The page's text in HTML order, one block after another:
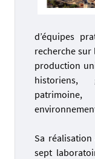
d’équipes
recherche sur
production
historiens,
Sa
sept